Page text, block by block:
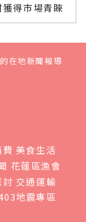
得市場青睞
在地新聞報導
費 美食生活
花蓮區漁會
討 交通運輸
地震專區